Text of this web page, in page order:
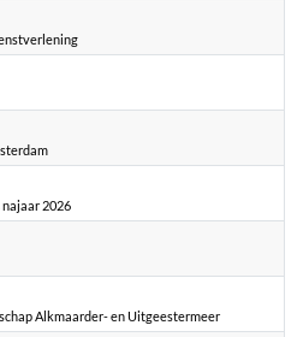
2026
Alkmaarder- en Uitgeestermeer